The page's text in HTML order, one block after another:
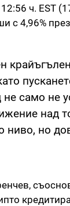
ч. EST
с 4,96%
само не
над
ниво, но